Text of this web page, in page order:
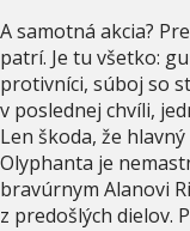
A samotná akcia?
patrí. Je tu všetko:
protivníci, súboj so
v poslednej chvíli,
Len škoda, že
Olyphanta je
bravúrnym Alanovi
z predošlých dielov.